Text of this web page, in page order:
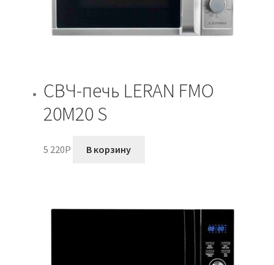
СВЧ-печь LERAN FMO
20M20 S
5 220P В корзину